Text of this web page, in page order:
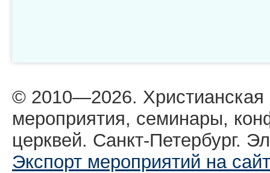
© 2010—2026.
мероприятия, семинары,
церквей. Санкт-Петербург.
Экспорт мероприятий на сайт